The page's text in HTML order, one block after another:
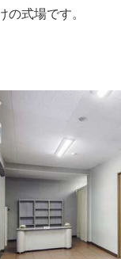
の式場です。